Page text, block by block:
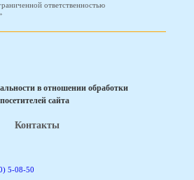
ответственностью
в отношении обработки
сайта
Контакты
5-08-50